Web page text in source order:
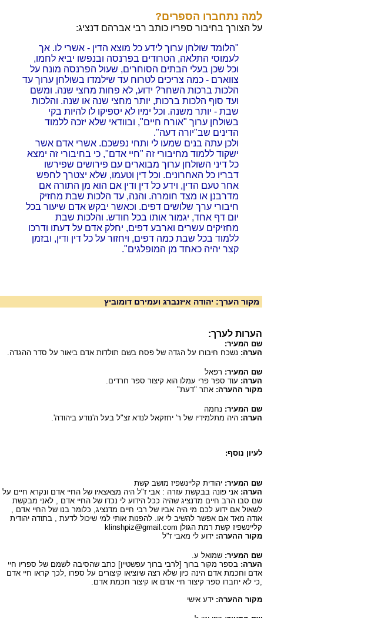
למה נתחברו הספרים?
על הצורך בחיבור ספריו כותב רבי אברהם דנציג:
"הלומד שולחן ערוך לידע כל מוצא הדין - אשרי לו. אך
לעמוסי התלאה, הטרודים בפרנסה ובנפשו יביא לחמו,
וכל שכן בעלי הבתים הסוחרים, שעול הפרנסה מונח על
צווארם - כמה צריכים לטרוח עד שילמדו בשולחן ערוך עד
הלכות ברכות השחר? ידוע, לא פחות מחצי שנה. ומשם
ועד סוף הלכות ברכות, יותר מחצי שנה או שנה. והלכות
שבת - יותר משנה. וכל ימיו לא יספיקו לו להיות בקי
בשולחן ערוך "אורח חיים", ובוודאי שלא יזכה ללמוד
הדינים שב"יורה דעה".
ולכן עתה בנים שמעו לי ותחי נפשכם. אשרי אדם אשר
ישקוד ללמוד מחיבורי זה "חיי אדם", כי בחיבורי זה ימצא
כל דיני השולחן ערוך מבוארים עם פירושים שפירשו
דבריו כל האחרונים. וכל דין וטעמו, שלא יצטרך לחפש
אחר טעם הדין, וידע כל דין ודין אם הוא מן התורה אם
מדרבנן או מצד חומרה. והנה, עד הלכות שבת מחזיק
חיבורי ערך שלושים דפים. וכאשר יבקש אדם שיעור בכל
יום דף אחד, יגמור אותו בכל חודש. והלכות שבת
מחזיקים עשרים וארבע דפים, יחלק אדם על דעתו ודרכו
ללמוד בכל שבת כמה דפים, ויחזור על כל דין ודין, ובזמן
קצר יהיה כאחד מן המופלגים".
מקור הערך: יהודה איזנברג ועמירם דומוביץ
הערות לערך:
שם המעיר:
הערה: נשכח חיבורו על הגדה של פסח בשם תולדות אדם ביאור על סדר ההגדה.
שם המעיר: רפאל
הערה: עוד ספר פרי עמלו הוא קיצור ספר חרדים.
מקור ההערה: אתר "דעת"
שם המעיר: נחמה
הערה: היה מתלמידיו של ר' יחזקאל לנדא זצ"ל בעל ה'נודע ביהודה'.
לעיון נוסף:
שם המעיר: יהודית קליינשפיז מושב קשת
הערה: אני פונה בבקשת עזרה : אבי ז"ל היה מצאצאיו של החיי אדם ונקרא חיים על
שם סבו הרב חיים מדנציג שהיה ככל הידוע לי נכדו של החיי אדם , לאני מבקשת
לשאול אם ידוע לכם מי היה אביו של רבי חיים מדנציג, כלומר בנו של החיי אדם ,
אודה מאד אם אפשר להשיב לי או. להפנות אותי למי שיכול לדעת , בתודה יהודית
קליינשפיז קשת רמת הגולן klinshpiz@gmail.com
מקור ההערה: ידוע לי מאבי ז"ל
שם המעיר: שמואל ע.
הערה: בספר מקור ברוך [לרבי ברוך עפשטיין] כתב שהסיבה לשמם של ספריו חיי
אדם וחכמת אדם הינה כיון שלא רצה שיוציאו קיצורים על ספרו ,לכך קראו חיי אדם
,כי לא יחברו ספר קיצור חיי אדם או קיצור חכמת אדם.
מקור ההערה: ידע אישי